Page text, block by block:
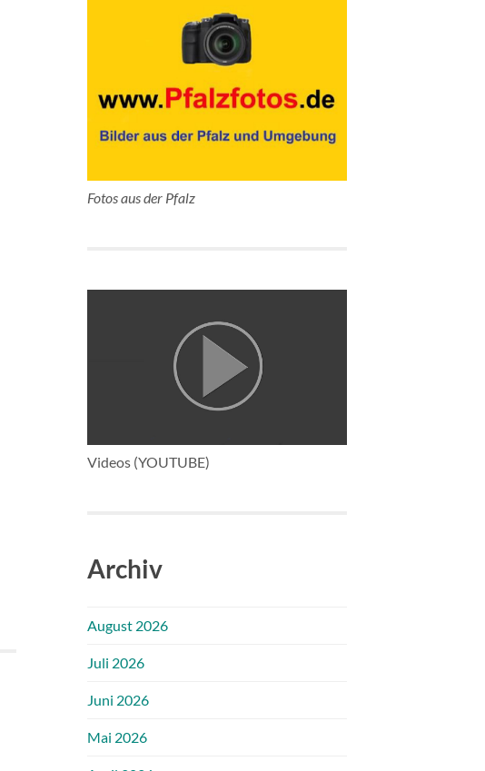
Fotos aus der Pfalz
Videos (YOUTUBE)
Archiv
August 2026
Juli 2026
Juni 2026
Mai 2026